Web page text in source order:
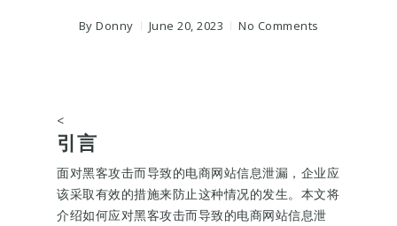
By Donny June 20, 2023 No Comments
<
引言
面对黑客攻击而导致的电商网站信息泄漏，企业应
该采取有效的措施来防止这种情况的发生。本文将
介绍如何应对黑客攻击而导致的电商网站信息泄